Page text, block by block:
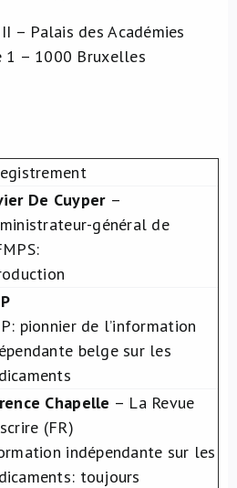
– Palais des Académies
1 – 1000 Bruxelles
De Cuyper –
général de
pionnier de l’information
belge sur les
Chapelle – La Revue
(FR)
indépendante sur les
toujours